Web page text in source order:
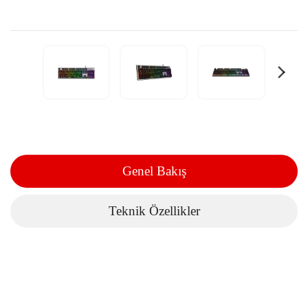
Genel Bakış
Teknik Özellikler